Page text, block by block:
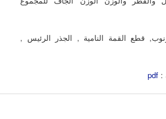
قطع القمة النامية , الجذر الرئيس ,
:
pdf